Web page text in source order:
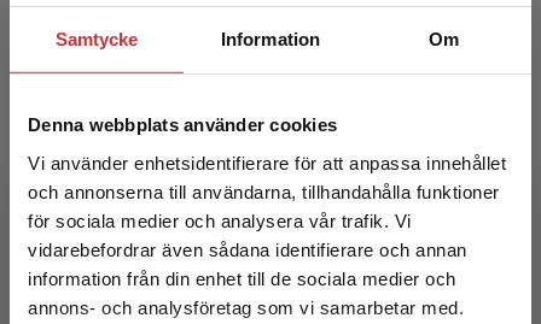
Samtycke Information Om
Denna webbplats använder cookies
Vi använder enhetsidentifierare för att anpassa innehållet
och annonserna till användarna, tillhandahålla funktioner
för sociala medier och analysera vår trafik. Vi
vidarebefordrar även sådana identifierare och annan
information från din enhet till de sociala medier och
annons- och analysföretag som vi samarbetar med.
Begränsad fraktregion
Kvalitativa intervjuer
Exkl. moms: 228 kr